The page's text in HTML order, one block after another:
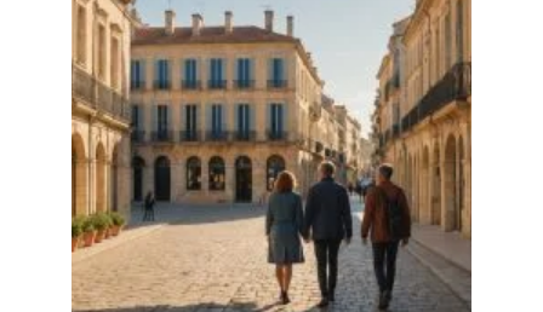
Investissement locatif à Montpellier :
comprendre les opportunités du
marché immobilier
30 juillet 2026